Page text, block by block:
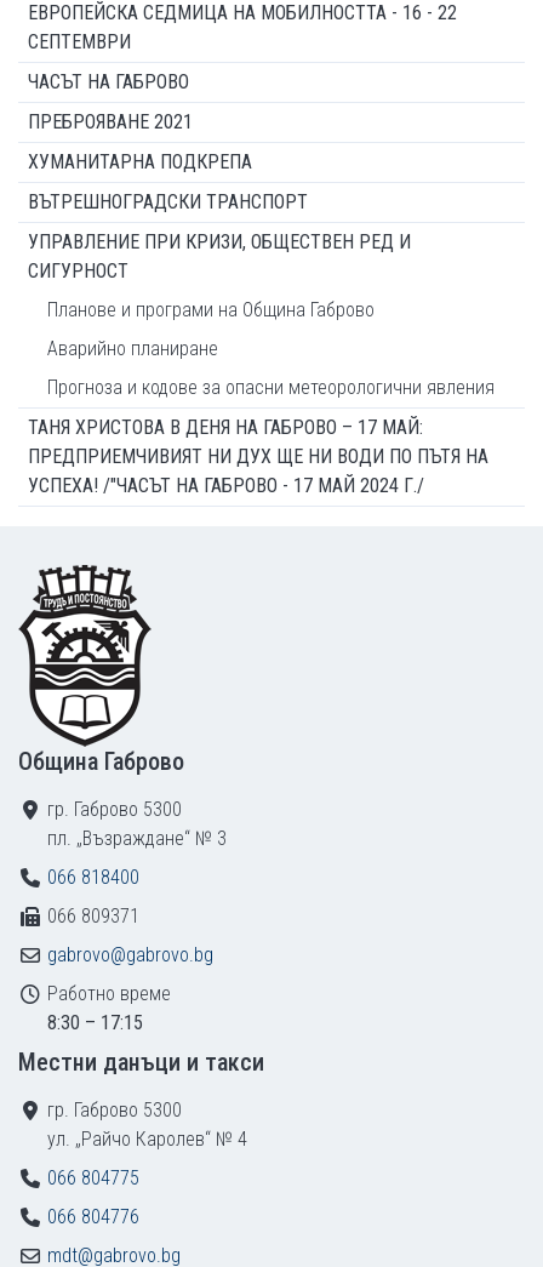
ЕВРОПЕЙСКА СЕДМИЦА НА МОБИЛНОСТТА - 16 - 22
СЕПТЕМВРИ
ЧАСЪТ НА ГАБРОВО
ПРЕБРОЯВАНЕ 2021
ХУМАНИТАРНА ПОДКРЕПА
ВЪТРЕШНОГРАДСКИ ТРАНСПОРТ
УПРАВЛЕНИЕ ПРИ КРИЗИ, ОБЩЕСТВЕН РЕД И
СИГУРНОСТ
Планове и програми на Община Габрово
Аварийно планиране
Прогноза и кодове за опасни метеорологични явления
ТАНЯ ХРИСТОВА В ДЕНЯ НА ГАБРОВО – 17 МАЙ:
ПРЕДПРИЕМЧИВИЯТ НИ ДУХ ЩЕ НИ ВОДИ ПО ПЪТЯ НА
УСПЕХА! /"ЧАСЪТ НА ГАБРОВО - 17 МАЙ 2024 Г./
Footer
Община Габрово
гр. Габрово 5300
пл. „Възраждане“ № 3
066 818400
066 809371
gabrovo@gabrovo.bg
Работно време
8:30 – 17:15
Местни данъци и такси
гр. Габрово 5300
ул. „Райчо Каролев“ № 4
066 804775
066 804776
mdt@gabrovo.bg